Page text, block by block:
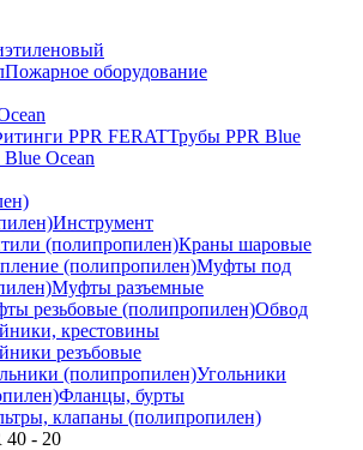
Пожарное оборудование
PPR FERATТрубы PPR Blue
Ocean
Инструмент
(полипропилен)Краны шаровые
(полипропилен)Муфты под
Муфты разъемные
резьбовые (полипропилен)Обвод
крестовины
резъбовые
(полипропилен)Угольники
Фланцы, бурты
клапаны (полипропилен)
40 - 20